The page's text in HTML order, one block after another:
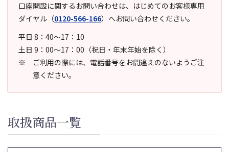
口座開設に関するお問い合わせは、はじめてのお客様専用
ダイヤル （0120-566-166） へお問い合わせください。
平日 8：40～17：10
土日 9：00～17：00（祝日・年末年始を除く）
ご利用の際には、電話番号をお間違えのないようご注
意ください。
取扱商品一覧